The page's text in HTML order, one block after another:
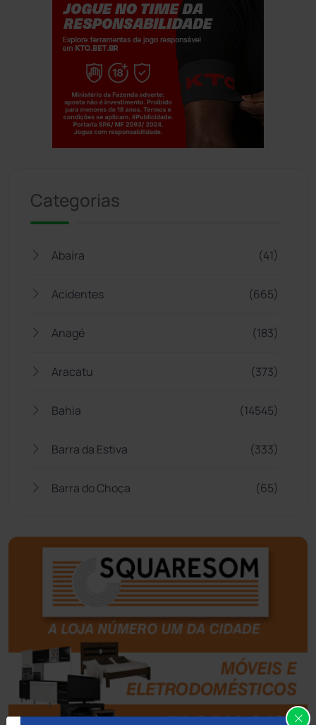
Categorias
Abaíra (41)
Acidentes (665)
Anagé (183)
Aracatu (373)
Bahia (14545)
Barra da Estiva (333)
Barra do Choça (65)
Bom Jesus da Lapa (507)
Boquira (152)
Botuporã
Brasil (7680)
Brumado (31958)